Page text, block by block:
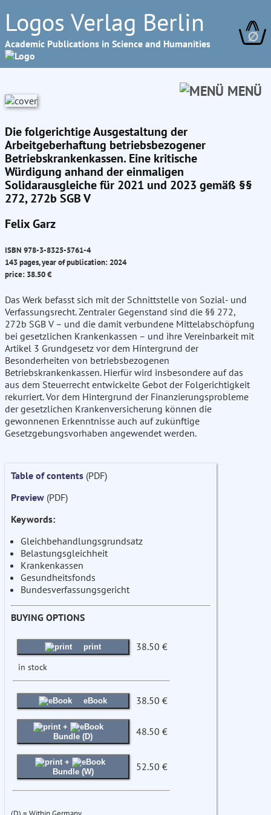
Logos Verlag Berlin
Academic Publications in Science and Humanities ∅
MENÜ
Die folgerichtige Ausgestaltung der
Arbeitgeberhaftung betriebsbezogener
Betriebskrankenkassen. Eine kritische
Würdigung anhand der einmaligen
Solidarausgleiche für 2021 und 2023 gemäß §§
272, 272b SGB V
Felix Garz
ISBN 978-3-8325-5761-4
143 pages, year of publication: 2024
price: 38.50 €
Das Werk befasst sich mit der Schnittstelle von Sozial- und
Verfassungsrecht. Zentraler Gegenstand sind die §§ 272,
272b SGB V – und die damit verbundene Mittelabschöpfung
bei gesetzlichen Krankenkassen – und ihre Vereinbarkeit mit
Artikel 3 Grundgesetz vor dem Hintergrund der
Besonderheiten von betriebsbezogenen
Betriebskrankenkassen. Hierfür wird insbesondere auf das
aus dem Steuerrecht entwickelte Gebot der Folgerichtigkeit
rekurriert. Vor dem Hintergrund der Finanzierungsprobleme
der gesetzlichen Krankenversicherung können die
gewonnenen Erkenntnisse auch auf zukünftige
Gesetzgebungsvorhaben angewendet werden.
Table of contents (PDF)
Preview (PDF)
Keywords:
Gleichbehandlungsgrundsatz
Belastungsgleichheit
Krankenkassen
Gesundheitsfonds
Bundesverfassungsgericht
BUYING OPTIONS
print 38.50 €
in stock
eBook 38.50 €
+
Bundle (D)
48.50 €
+
Bundle (W)
52.50 €